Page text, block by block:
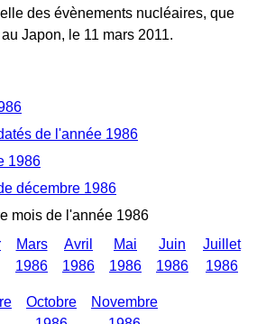
des évènements nucléaires, que
au Japon, le 11 mars 2011.
de l'année 1986
1986
décembre 1986
mois de l'année 1986
Mars
1986
Avril
1986
Mai
1986
Juin
1986
Juillet
1986
Octobre
Novembre